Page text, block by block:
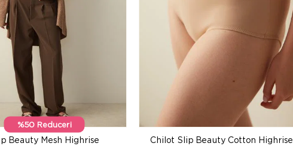
%50 Reduceri
Beauty Mesh Highrise Chilot Slip Beauty Cotton Highrise